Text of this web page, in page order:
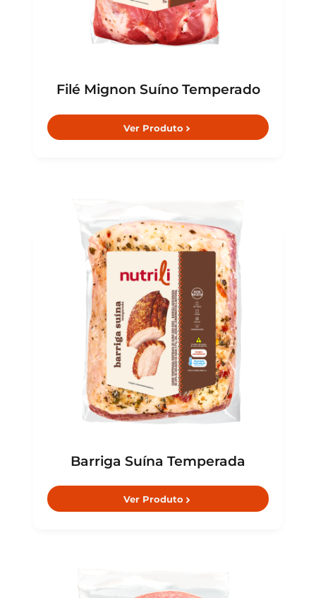
Filé Mignon Suíno Temperado
Ver Produto
Barriga Suína Temperada
Ver Produto